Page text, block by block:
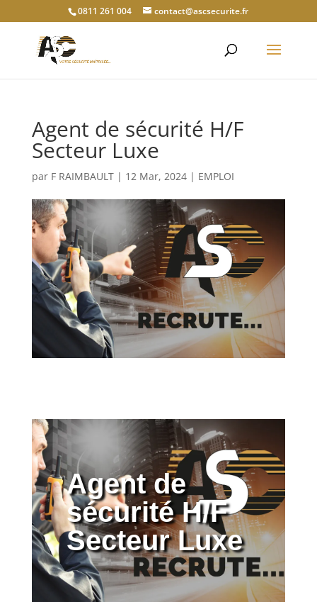
0811 261 004 contact@ascsecurite.fr
Agent de sécurité H/F
Secteur Luxe
par F RAIMBAULT| 12 Mar, 2024| EMPLOI
Agent de
sécurité H/F
Secteur Luxe